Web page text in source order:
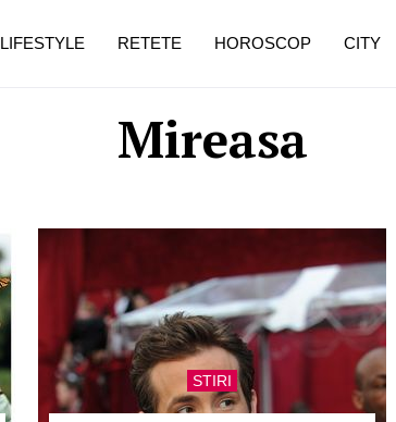
Mireasa
STIRI
LIFESTYLE RETETE HOROSCOP CITY